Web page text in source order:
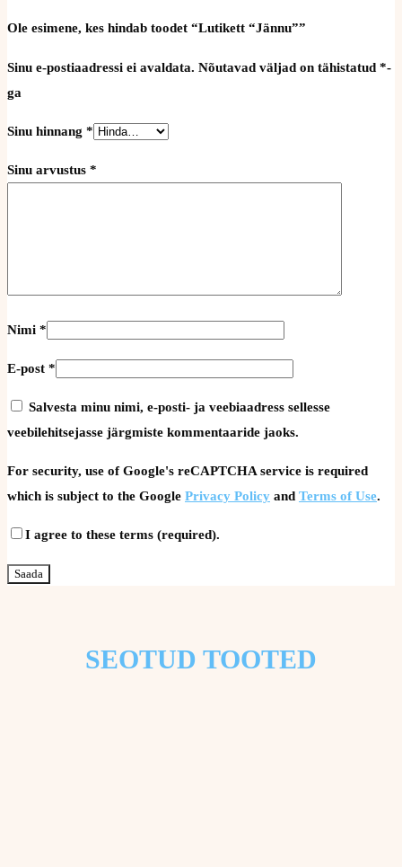
Ole esimene, kes hindab toodet “Lutikett “Jännu””
Sinu e-postiaadressi ei avaldata. Nõutavad väljad on tähistatud *-
ga
Sinu hinnang *
Sinu arvustus *
Nimi *
E-post *
Salvesta minu nimi, e-posti- ja veebiaadress sellesse
veebilehitsejasse järgmiste kommentaaride jaoks.
For security, use of Google's reCAPTCHA service is required
which is subject to the Google Privacy Policy and Terms of Use.
I agree to these terms (required).
SEOTUD TOOTED